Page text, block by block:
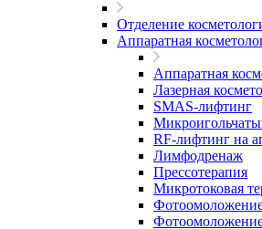
Отделение
Аппаратная
Аппаратная
Лазерная
SMAS-лифтинг
RF-лифтинг на
Лимфодренаж
Прессотерапия
Микротоковая